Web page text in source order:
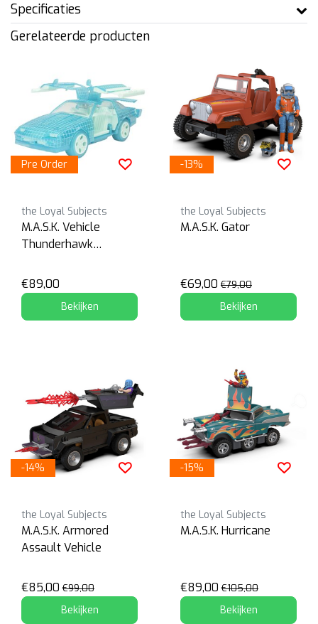
Specificaties
Gerelateerde producten
Pre Order
the Loyal Subjects
M.A.S.K. Vehicle
Thunderhawk
€89,00
Bekijken
-13%
the Loyal Subjects
M.A.S.K. Gator
€69,00 €79,00
Bekijken
-14%
the Loyal Subjects
M.A.S.K. Armored
Assault Vehicle
€85,00 €99,00
Bekijken
-15%
the Loyal Subjects
M.A.S.K. Hurricane
€89,00 €105,00
Bekijken